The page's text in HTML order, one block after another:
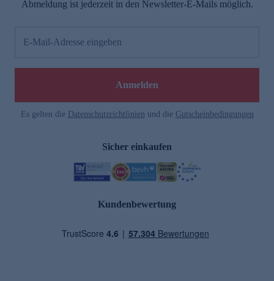
Abmeldung ist jederzeit in den Newsletter-E-Mails möglich.
E-Mail-Adresse eingeben
Anmelden
Es gelten die Datenschutzrichtlinien und die Gutscheinbedingungen
Sicher einkaufen
Kundenbewertung